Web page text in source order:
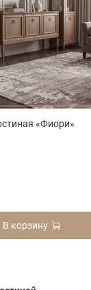
«Фиори»
В корзину